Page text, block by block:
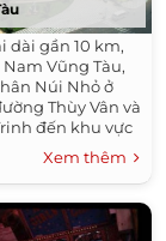
dài gần 10 km,
Vũng Tàu,
Núi Nhỏ ở
Thùy Vân và
đến khu vực
Sau được đánh
những bãi
Xem thêm